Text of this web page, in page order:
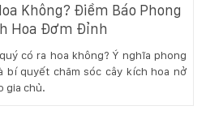
Không? Điềm Báo Phong
Hoa Đơm Đỉnh
có ra hoa không? Ý nghĩa phong
bí quyết chăm sóc cây kích hoa nở
gia chủ.